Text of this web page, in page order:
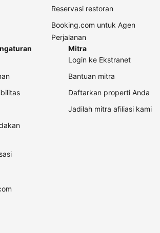
Reservasi restoran
Booking.com untuk Agen
Perjalanan
Mitra
Login ke Ekstranet
Bantuan mitra
Daftarkan properti Anda
Jadilah mitra afiliasi kami